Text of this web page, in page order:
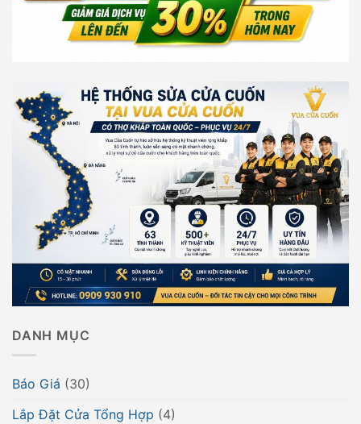
DANH MỤC
Báo Giá (30)
Lắp Đặt Cửa Tổng Hợp (4)